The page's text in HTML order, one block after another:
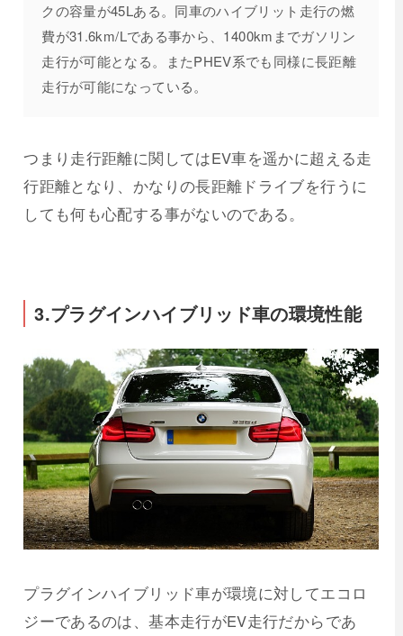
クの容量が45Lある。同車のハイブリット走行の燃
費が31.6km/Lである事から、1400kmまでガソリン
走行が可能となる。またPHEV系でも同様に長距離
走行が可能になっている。
つまり走行距離に関してはEV車を遥かに超える走
行距離となり、かなりの長距離ドライブを行うに
しても何も心配する事がないのである。
3.プラグインハイブリッド車の環境性能
プラグインハイブリッド車が環境に対してエコロ
ジーであるのは、基本走行がEV走行だからであ